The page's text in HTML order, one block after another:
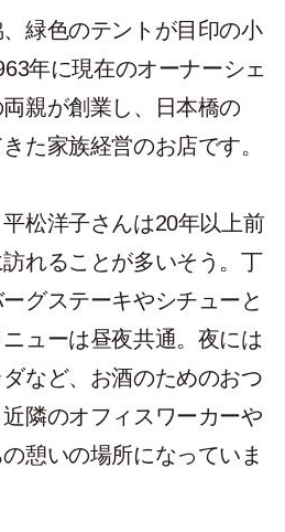
緑色のテントが目印の小
年に現在のオーナーシェ
親が創業し、日本橋の
た家族経営のお店です。
松洋子さんは20年以上前
れることが多いそう。丁
グステーキやシチューと
ューは昼夜共通。夜には
など、お酒のためのおつ
隣のオフィスワーカーや
憩いの場所になっていま